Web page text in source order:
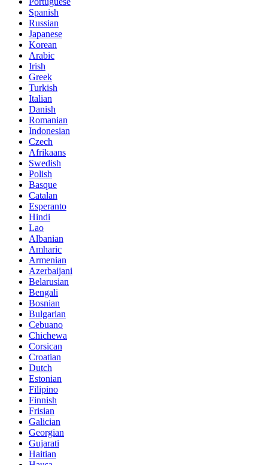
Spanish
Russian
Japanese
Korean
Arabic
Irish
Greek
Turkish
Italian
Danish
Romanian
Indonesian
Czech
Afrikaans
Swedish
Polish
Basque
Catalan
Esperanto
Hindi
Lao
Albanian
Amharic
Armenian
Azerbaijani
Belarusian
Bengali
Bosnian
Bulgarian
Cebuano
Chichewa
Corsican
Croatian
Dutch
Estonian
Filipino
Finnish
Frisian
Galician
Georgian
Gujarati
Haitian